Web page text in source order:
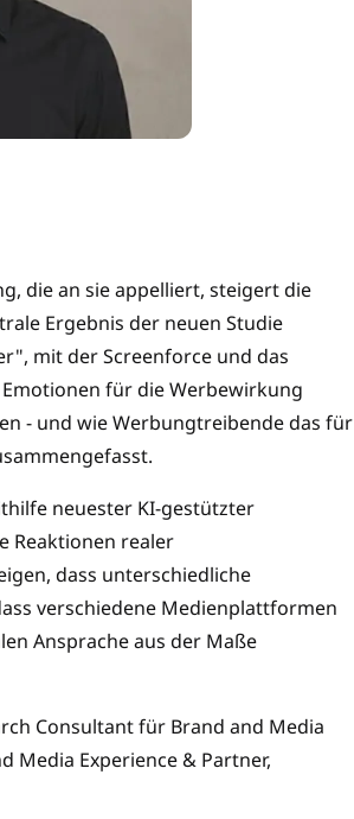
die an sie appelliert, steigert die
Ergebnis der neuen Studie
mit der Screenforce und das
für die Werbewirkung
- und wie Werbungtreibende das für
neuester KI-gestützter
Reaktionen realer
dass unterschiedliche
verschiedene Medienplattformen
Ansprache aus der Maße
Consultant für Brand and Media
Media Experience & Partner,